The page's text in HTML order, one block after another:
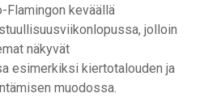
Flamingon keväällä
jolloin
näkyvät
esimerkiksi kiertotalouden ja
muodossa.